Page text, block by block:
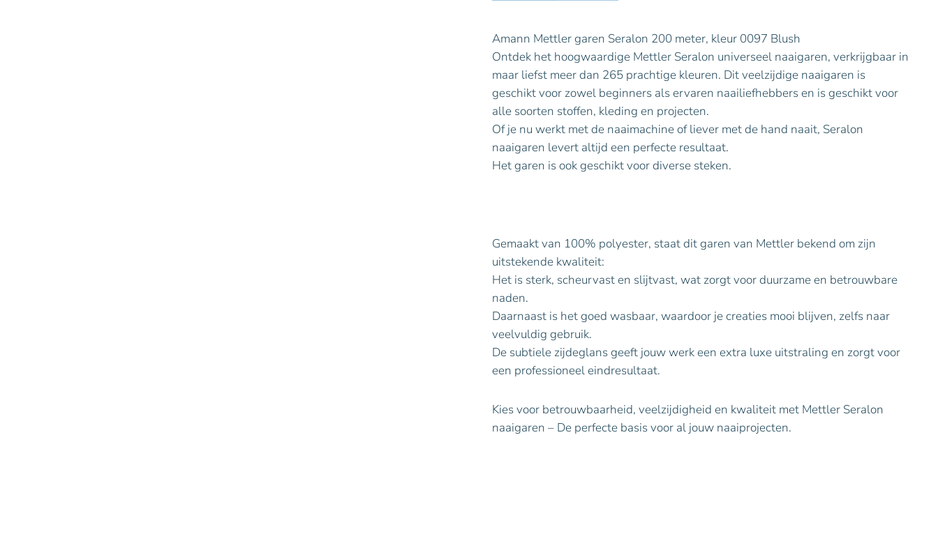
Amann Mettler garen Seralon 200 meter, kleur 0097 Blush
Ontdek het hoogwaardige Mettler Seralon universeel naaigaren, verkrijgbaar in
maar liefst meer dan 265 prachtige kleuren. Dit veelzijdige naaigaren is
geschikt voor zowel beginners als ervaren naailiefhebbers en is geschikt voor
alle soorten stoffen, kleding en projecten.
Of je nu werkt met de naaimachine of liever met de hand naait, Seralon
naaigaren levert altijd een perfecte resultaat.
Het garen is ook geschikt voor diverse steken.
Gemaakt van 100% polyester, staat dit garen van Mettler bekend om zijn
uitstekende kwaliteit:
Het is sterk, scheurvast en slijtvast, wat zorgt voor duurzame en betrouwbare
naden.
Daarnaast is het goed wasbaar, waardoor je creaties mooi blijven, zelfs naar
veelvuldig gebruik.
De subtiele zijdeglans geeft jouw werk een extra luxe uitstraling en zorgt voor
een professioneel eindresultaat.
Kies voor betrouwbaarheid, veelzijdigheid en kwaliteit met Mettler Seralon
naaigaren – De perfecte basis voor al jouw naaiprojecten.